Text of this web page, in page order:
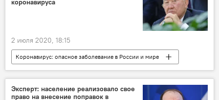
коронавируса
2 июля 2020, 18:15
Коронавирус: опасное заболевание в России и мире
Все новости
Казахстан
Нурсултан Назарбаев
коронавирус
Эксперт: население реализовало свое
право на внесение поправок в